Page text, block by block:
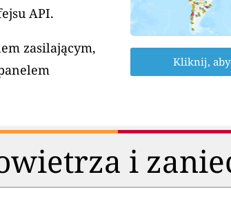
API.
zasilającym,
Kliknij,
i